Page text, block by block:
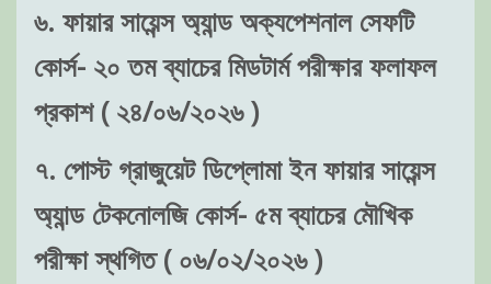
৬. ফায়ার সায়েন্স অ্যান্ড অক্যপেশনাল সেফটি
কোর্স- ২০ তম ব্যাচের মিডটার্ম পরীক্ষার ফলাফল
প্রকাশ ( ২৪/০৬/২০২৬ )
৭. পোস্ট গ্রাজুয়েট ডিপ্লোমা ইন ফায়ার সায়েন্স
অ্যান্ড টেকনোলজি কোর্স- ৫ম ব্যাচের মৌখিক
পরীক্ষা স্থগিত ( ০৬/০২/২০২৬ )